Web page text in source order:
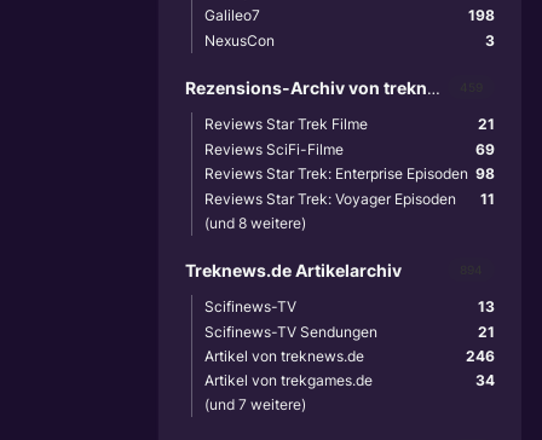
198
Galileo7
3
NexusCon
Rezensions-Archiv von treknews.de
21
Reviews Star Trek Filme
69
Reviews SciFi-Filme
98
Reviews Star Trek: Enterprise Episoden
11
Reviews Star Trek: Voyager Episoden
(und 8 weitere)
Treknews.de Artikelarchiv
13
Scifinews-TV
21
Scifinews-TV Sendungen
246
Artikel von treknews.de
34
Artikel von trekgames.de
(und 7 weitere)